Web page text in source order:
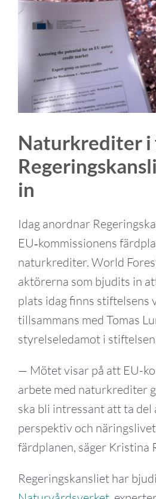
större
Naturkrediter i
in
Idag anordnar
EU‑kommissionens
naturkrediter. World
aktörerna som bjudits in
plats idag finns stiftelsens
tillsammans med Tomas
styrelseledamot i
— Mötet visar på att EU-
arbete med naturkrediter
ska bli intressant att ta del
perspektiv och
färdplanen, säger Kristina
Regeringskansliet har